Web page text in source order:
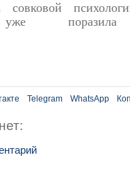
совковой
уже
Telegram WhatsApp